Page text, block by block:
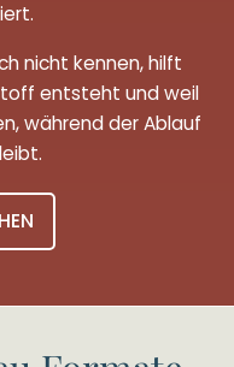
nicht kennen, hilft
entsteht und weil
während der Ablauf